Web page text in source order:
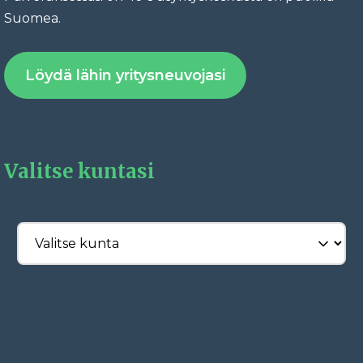
Suomea.
Löydä lähin yritysneuvojasi
Valitse kuntasi